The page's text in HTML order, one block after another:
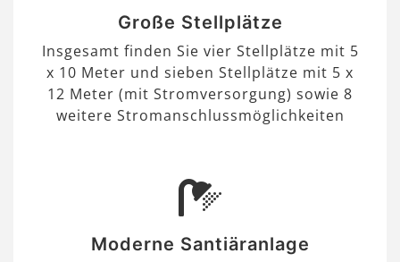
Große Stellplätze
Insgesamt finden Sie vier Stellplätze mit 5
x 10 Meter und sieben Stellplätze mit 5 x
12 Meter (mit Stromversorgung) sowie 8
weitere Stromanschlussmöglichkeiten
Moderne Santiäranlage